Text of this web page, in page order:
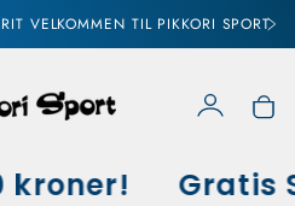
VELKOMMEN TIL PIKKORI SPORT
Konto
Gratis